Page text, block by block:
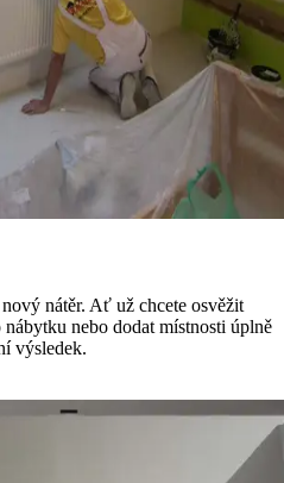
nátěr. Ať už chcete osvěžit
nábytku nebo dodat místnosti úplně
výsledek.